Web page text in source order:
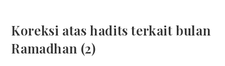
Koreksi atas hadits terkait bulan
Ramadhan (2)